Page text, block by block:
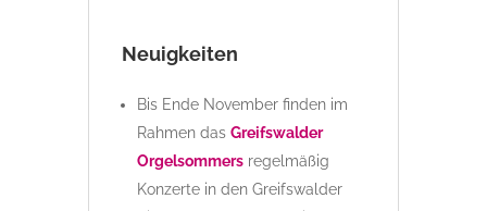
Neuigkeiten
Bis Ende November finden im
Rahmen das Greifswalder
Orgelsommersregelmäßig
Konzerte in den Greifswalder